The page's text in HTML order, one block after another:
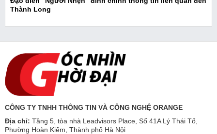
Thành Long
CÔNG TY TNHH THÔNG TIN VÀ CÔNG NGHỆ ORANGE
Địa chỉ: Tầng 5, tòa nhà Leadvisors Place, Số 41A Lý Thái Tổ,
Phường Hoàn Kiếm, Thành phố Hà Nội